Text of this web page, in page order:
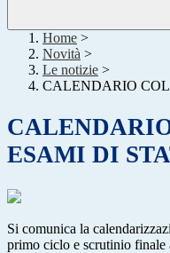
Home >
Novità >
Le notizie >
CALENDARIO
ESAMI DI
Si comunica la
primo ciclo e scrutinio finale